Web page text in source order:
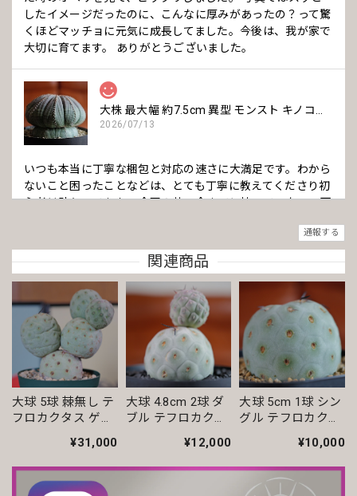
したイメージだったのに、こんなに厚みがあったの？って驚
くほどマッチョに元気に成長してました。今後は、我が家で
大切に育てます。 ありがとうございました。
2026/07/13
いつも本当に丁寧な梱包と対応の速さに大満足です。わから
ないこと困ったことなどは、とても丁寧に教えてくださり初
心者は助かってます。 今回の苗、今までに持っていない、可
まん丸 オベサ / ユーフォルビア
2026/06/23
いつも丁寧な梱包です。安心してお迎えできます。
【超厳選株】ホワイト オベサ / ユーフォルビア
いつも素敵な鉢を有難うございます。
通報する
関連商品
大球 5球 棘無し テ
フロカクタス ゲオ
¥31,000
大球 4.8cm 2球 ダ
ブル テフロカクタ
¥12,000
大球 5cm 1球 シン
グル テフロカクタ
¥10,000